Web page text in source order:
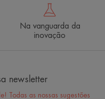
Na vanguarda da
inovação
newsletter
Todas as nossas sugestões